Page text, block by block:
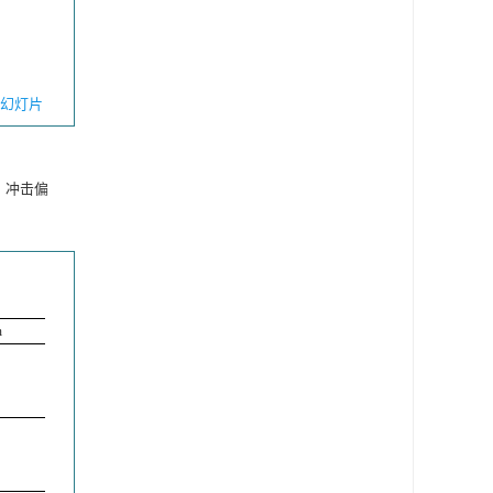
幻灯片
冲击偏